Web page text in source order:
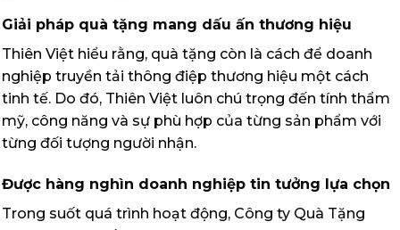
Giải pháp quà tặng mang dấu ấn thương hiệu
Thiên Việt hiểu rằng, quà tặng còn là cách để doanh
nghiệp truyền tải thông điệp thương hiệu một cách
tinh tế. Do đó, Thiên Việt luôn chú trọng đến tính thẩm
mỹ, công năng và sự phù hợp của từng sản phẩm với
từng đối tượng người nhận.
Được hàng nghìn doanh nghiệp tin tưởng lựa chọn
Trong suốt quá trình hoạt động, Công ty Quà Tặng